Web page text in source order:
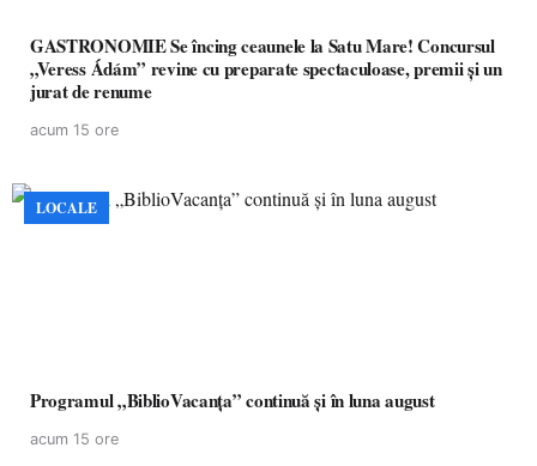
GASTRONOMIE Se încing ceaunele la Satu Mare! Concursul
„Veress Ádám” revine cu preparate spectaculoase, premii și un
jurat de renume
acum 15 ore
LOCALE
Programul „BiblioVacanța” continuă și în luna august
acum 15 ore